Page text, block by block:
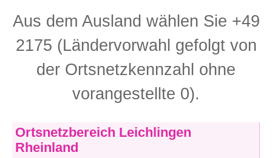
Aus dem Ausland wählen Sie +49
2175 (Ländervorwahl gefolgt von
der Ortsnetzkennzahl ohne
vorangestellte 0).
Ortsnetzbereich Leichlingen
Rheinland